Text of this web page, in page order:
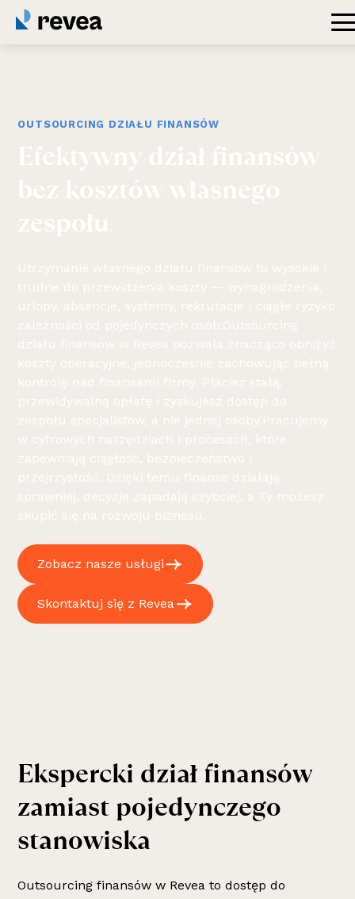
OUTSOURCING DZIAŁU FINANSÓW
Zobacz nasze usługi
Skontaktuj się z Revea
Ekspercki dział finansów
zamiast pojedynczego
stanowiska
Outsourcing finansów w Revea to dostęp do